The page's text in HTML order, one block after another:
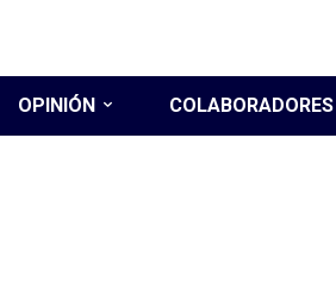
OPINIÓN COLABORADORES